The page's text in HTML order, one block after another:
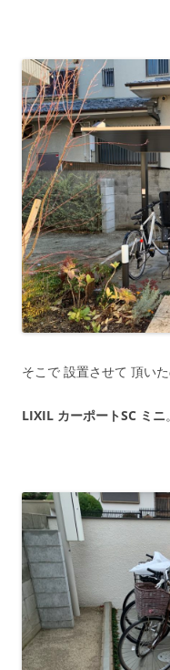
そこで 設置させて 頂い
LIXIL カーポートSC ミニ。